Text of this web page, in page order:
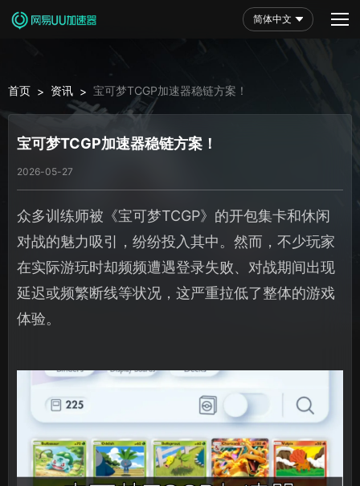
简体中文
首页 > 资讯 > 宝可梦TCGP加速器稳链方案！
宝可梦TCGP加速器稳链方案！
2026-05-27
众多训练师被《宝可梦TCGP》的开包集卡和休闲
对战的魅力吸引，纷纷投入其中。然而，不少玩家
在实际游玩时却频频遭遇登录失败、对战期间出现
延迟或频繁断线等状况，这严重拉低了整体的游戏
体验。